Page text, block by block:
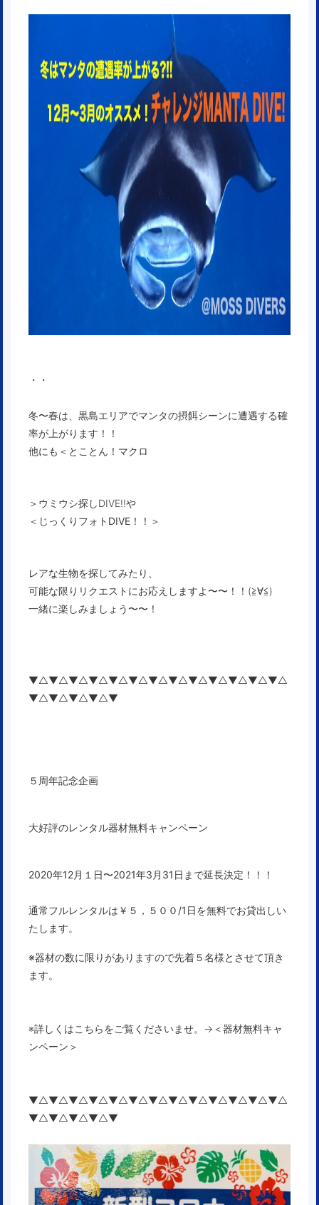
・・
冬〜春は、黒島エリアでマンタの摂餌シーンに遭遇する確
率が上がります！！
他にも＜ とことん！マクロ
＞ウミウシ探しDIVE!!や
＜ じっくりフォトDIVE！！ ＞
レアな生物を探してみたり、
可能な限りリクエストにお応えしますよ〜〜！！(≧∀≦)
一緒に楽しみましょう〜〜！
▼△▼△▼△▼△▼△▼△▼△▼△▼△▼△▼△▼△▼△
▼△▼△▼△▼△▼
５周年記念企画
大好評のレンタル器材無料キャンペーン
2020年12月１日〜2021年3月31日まで延長決定！！！
通常フルレンタルは￥５，５００/1日を無料でお貸出しい
たします。
※器材の数に限りがありますので先着５名様とさせて頂き
ます。
※詳しくはこちらをご覧くださいませ。→ ＜器材無料キャ
ンペーン＞
▼△▼△▼△▼△▼△▼△▼△▼△▼△▼△▼△▼△▼△
▼△▼△▼△▼△▼